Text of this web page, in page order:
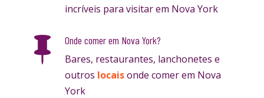
incríveis para visitar em Nova York

Onde comer em Nova York?
Bares, restaurantes, lanchonetes e
outros locaisonde comer em Nova
York